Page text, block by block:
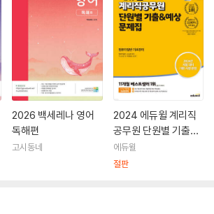
2026 백세레나 영어
독해편
고시동네
2024 에듀윌 계리직
공무원 단원별 기출&
예상 문제집 컴퓨터일
반·기초영어
에듀윌
절판